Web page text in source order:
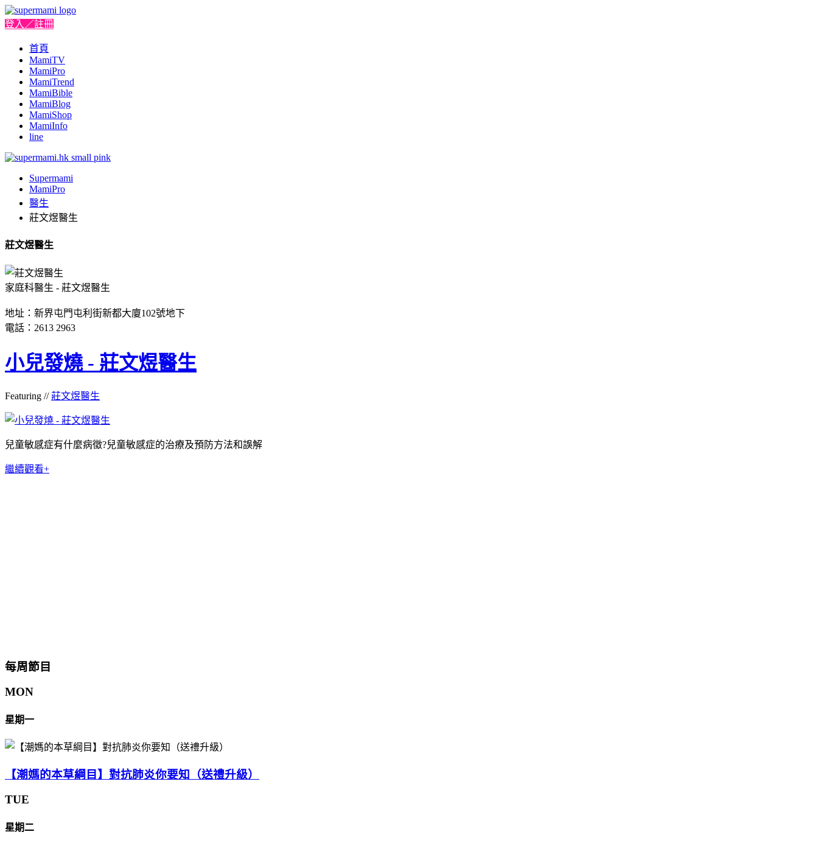
登入／註冊
首頁
MamiTV
MamiPro
MamiTrend
MamiBible
MamiBlog
MamiShop
MamiInfo
line
Supermami
MamiPro
醫生
莊文煜醫生
莊文煜醫生
家庭科醫生 - 莊文煜醫生
地址：新界屯門屯利街新都大廈102號地下
電話：2613 2963
小兒發燒 - 莊文煜醫生
Featuring //莊文煜醫生
兒童敏感症有什麼病徵?兒童敏感症的治療及預防方法和誤解
繼續觀看+
每周節目
MON
星期一
【潮媽的本草綱目】對抗肺炎你要知（送禮升級）
TUE
星期二